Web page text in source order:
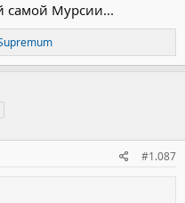
самой Мурсии...
#1.087